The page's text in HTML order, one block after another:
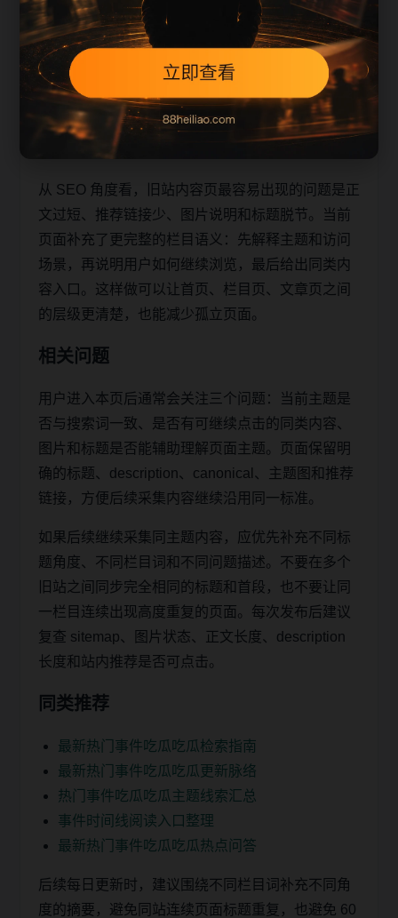
击内找到相关页面，也让搜索引擎更容易发现站内
层级。
本页不是单独堆叠关键词，而是把主题摘要、阅读
顺序、相关问题和继续浏览入口放在同一页面，帮
助移动端用户减少反复搜索，也让栏目页、内容页
和 sitemap 之间形成稳定的抓取路径。
从 SEO 角度看，旧站内容页最容易出现的问题是正
文过短、推荐链接少、图片说明和标题脱节。当前
页面补充了更完整的栏目语义：先解释主题和访问
场景，再说明用户如何继续浏览，最后给出同类内
容入口。这样做可以让首页、栏目页、文章页之间
的层级更清楚，也能减少孤立页面。
相关问题
用户进入本页后通常会关注三个问题：当前主题是
否与搜索词一致、是否有可继续点击的同类内容、
图片和标题是否能辅助理解页面主题。页面保留明
确的标题、description、canonical、主题图和推荐
链接，方便后续采集内容继续沿用同一标准。
如果后续继续采集同主题内容，应优先补充不同标
题角度、不同栏目词和不同问题描述。不要在多个
旧站之间同步完全相同的标题和首段，也不要让同
一栏目连续出现高度重复的页面。每次发布后建议
复查 sitemap、图片状态、正文长度、description
长度和站内推荐是否可点击。
同类推荐
最新热门事件吃瓜吃瓜检索指南
最新热门事件吃瓜吃瓜更新脉络
热门事件吃瓜吃瓜主题线索汇总
事件时间线阅读入口整理
最新热门事件吃瓜吃瓜热点问答
后续每日更新时，建议围绕不同栏目词补充不同角
度的摘要，避免同站连续页面标题重复，也避免 60